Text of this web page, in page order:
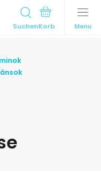
Suchen Menu